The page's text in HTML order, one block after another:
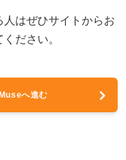
はぜひサイトからお
ださい。
へ進む